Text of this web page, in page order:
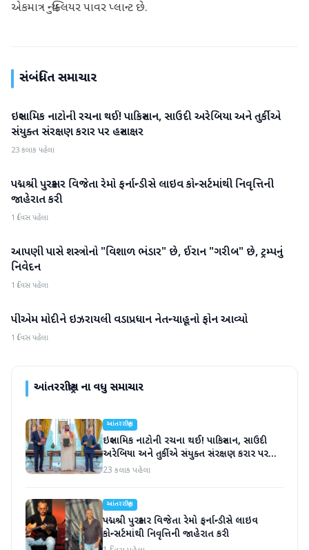
એકમાત્ર ન્યુક્લિયર પાવર પ્લાન્ટ છે.
સંબંધિત સમાચાર
આંતરરાષ્ટ્રીય
ઇસ્લામિક નાટોની રચના થઈ! પાકિસ્તાન, સાઉદી અરેબિયા અને તુર્કીએ
સંયુક્ત સંરક્ષણ કરાર પર હસ્તાક્ષર
23 કલાક પહેલા
આંતરરાષ્ટ્રીય
પદ્મશ્રી પુરસ્કાર વિજેતા રેમો ફર્નાન્ડીસે લાઇવ કોન્સર્ટમાંથી નિવૃત્તિની
જાહેરાત કરી
1 દિવસ પહેલા
આંતરરાષ્ટ્રીય
આપણી પાસે શસ્ત્રોનો "વિશાળ ભંડાર" છે, ઈરાન "ગરીબ" છે, ટ્રમ્પનું
નિવેદન
1 દિવસ પહેલા
આંતરરાષ્ટ્રીય
પીએમ મોદીને ઇઝરાયલી વડાપ્રધાન નેતન્યાહૂનો ફોન આવ્યો
1 દિવસ પહેલા
આંતરરાષ્ટ્રીયના વધુ સમાચાર
આંતરરાષ્ટ્રીય
ઇસ્લામિક નાટોની રચના થઈ! પાકિસ્તાન, સાઉદી
અરેબિયા અને તુર્કીએ સંયુક્ત સંરક્ષણ કરાર પર
હસ્તાક્ષર
23 કલાક પહેલા
આંતરરાષ્ટ્રીય
પદ્મશ્રી પુરસ્કાર વિજેતા રેમો ફર્નાન્ડીસે લાઇવ
કોન્સર્ટમાંથી નિવૃત્તિની જાહેરાત કરી